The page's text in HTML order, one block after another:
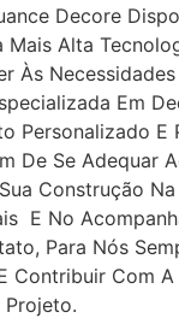
Decore
Mais Alta
Às
Em
Personalizado E
De Se Adequar
Construção
E No
Para Nós
Contribuir Com A
Projeto.